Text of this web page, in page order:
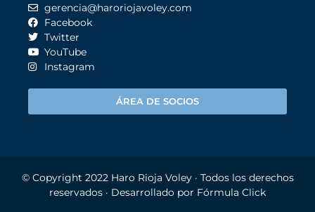
gerencia@haroriojavoley.com
Facebook
Twitter
YouTube
Instagram
ÁREA DE SOCIOS
© Copyright 2022 Haro Rioja Voley· Todos los derechos
reservados · Desarrollado por Fórmula Click